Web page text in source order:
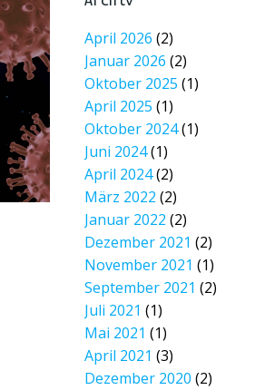
April 2026 (2)
Januar 2026 (2)
Oktober 2025 (1)
April 2025 (1)
Oktober 2024(1)
Juni 2024(1)
April 2024(2)
März 2022 (2)
Januar 2022 (2)
Dezember 2021 (2)
November 2021 (1)
September 2021 (2)
Juli 2021 (1)
Mai 2021 (1)
April 2021 (3)
Dezember 2020 (2)